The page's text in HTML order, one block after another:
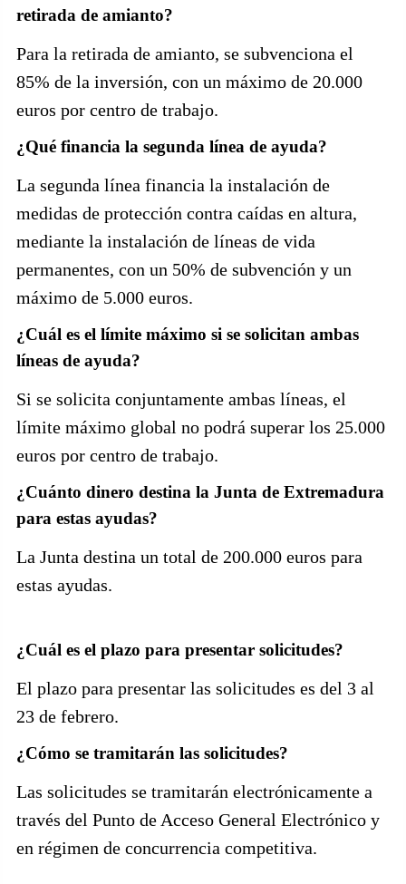
retirada de amianto?
Para la retirada de amianto, se subvenciona el
85% de la inversión, con un máximo de 20.000
euros por centro de trabajo.
¿Qué financia la segunda línea de ayuda?
La segunda línea financia la instalación de
medidas de protección contra caídas en altura,
mediante la instalación de líneas de vida
permanentes, con un 50% de subvención y un
máximo de 5.000 euros.
¿Cuál es el límite máximo si se solicitan ambas
líneas de ayuda?
Si se solicita conjuntamente ambas líneas, el
límite máximo global no podrá superar los 25.000
euros por centro de trabajo.
¿Cuánto dinero destina la Junta de Extremadura
para estas ayudas?
La Junta destina un total de 200.000 euros para
estas ayudas.
¿Cuál es el plazo para presentar solicitudes?
El plazo para presentar las solicitudes es del 3 al
23 de febrero.
¿Cómo se tramitarán las solicitudes?
Las solicitudes se tramitarán electrónicamente a
través del Punto de Acceso General Electrónico y
en régimen de concurrencia competitiva.